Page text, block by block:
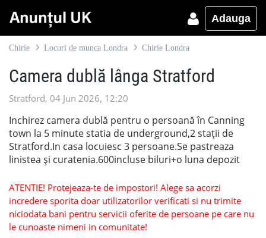
Adauga
Chirie Locuri de munca Londra Chirie Londra
Camera dublă lânga Stratford
Stratford, 04 Jun 2026, 12:20
Inchirez camera dublă pentru o persoană în Canning
town la 5 minute statia de underground,2 stații de
Stratford.In casa locuiesc 3 persoane.Se pastreaza
linistea și curatenia.600incluse biluri+o luna depozit
ATENTIE! Protejeaza-te de impostori! Alege sa acorzi
incredere sporita doar utilizatorilor verificati si nu trimite
niciodata bani pentru servicii oferite de persoane pe care nu
le cunoaste nimeni in comunitate!